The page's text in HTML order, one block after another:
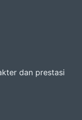
dan prestasi